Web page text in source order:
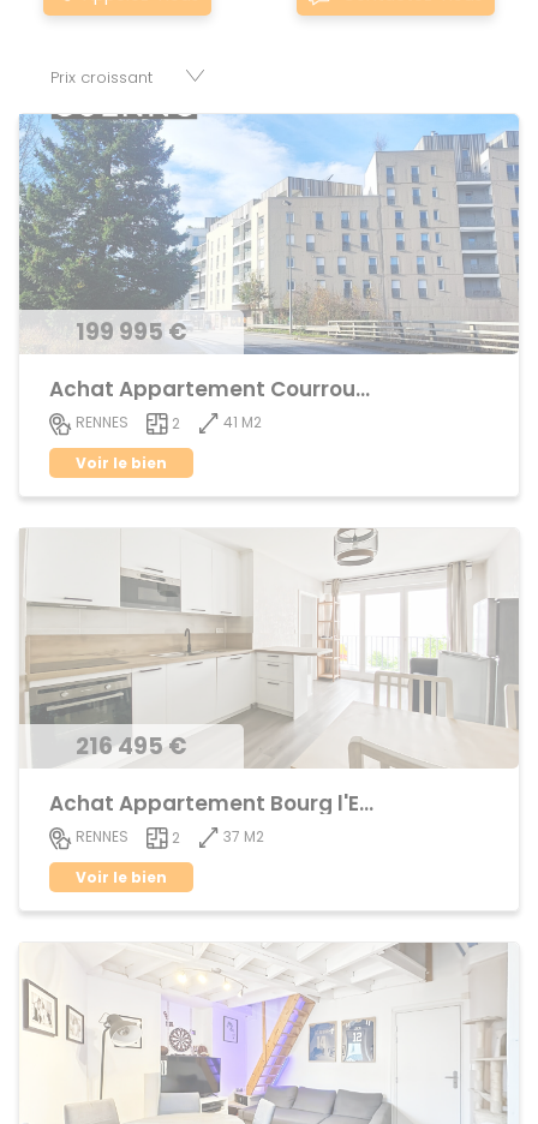
appartements, maisons, immeubles, terrains et murs.
199 995 €
Achat Appartement Courrouze
RENNES 2
41 M2
Voir le bien
216 495 €
Achat Appartement Bourg l'Evêque
RENNES 2
37 M2
Voir le bien